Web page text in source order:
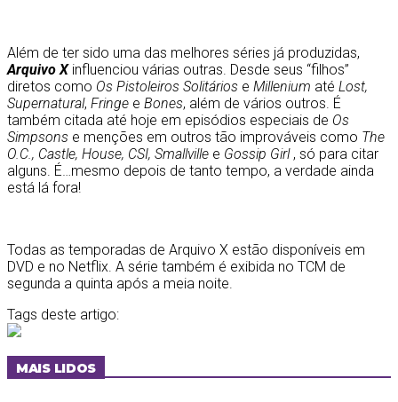
Além de ter sido uma das melhores séries já produzidas,
Arquivo Xinfluenciou várias outras. Desde seus “filhos”
diretos como Os Pistoleiros Solitários e Millenium até Lost,
Supernatural, Fringe e Bones, além de vários outros. É
também citada até hoje em episódios especiais de Os
Simpsons e menções em outros tão improváveis como The
O.C., Castle, House, CSI, Smallville e Gossip Girl, só para citar
alguns. É…mesmo depois de tanto tempo, a verdade ainda
está lá fora!
Todas as temporadas de Arquivo X estão disponíveis em
DVD e no Netflix. A série também é exibida no TCM de
segunda a quinta após a meia noite.
Tags deste artigo:
MAIS LIDOS